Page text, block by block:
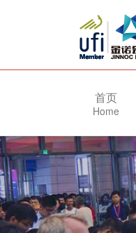
首页
Home